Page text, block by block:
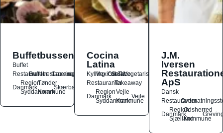
Buffetbussen
Buffet
Restauranter
Buffetrestauranter
Catering
Danmark
Region
Syddanmark
Tønder
Kommune
Skærbæk
Cocina
Latina
Kylling
Mexicansk
OstSalat
TacoVegetarisk
RestauranterTakeaway
Danmark
Region
Syddanmark
Vejle
Kommune
Vejle
J.M.
Iversen
ApS
Dansk
Restauranter
Danmark
Region
Sjælland
Odsherred
Kommune